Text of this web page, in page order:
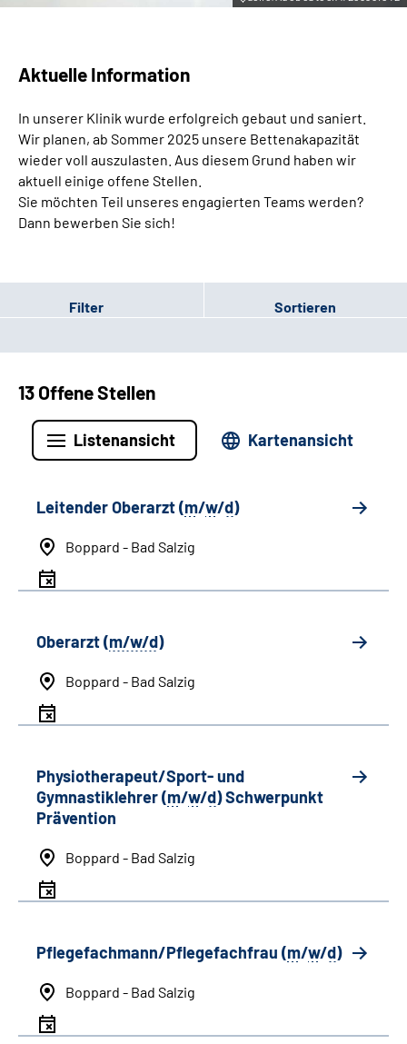
Aktuelle Information
In unserer Klinik wurde erfolgreich gebaut und saniert.
Wir planen, ab Sommer 2025 unsere Bettenakapazität
wieder voll auszulasten. Aus diesem Grund haben wir
aktuell einige offene Stellen.
Sie möchten Teil unseres engagierten Teams werden?
Dann bewerben Sie sich!
Filter Sortieren
13 Offene Stellen
Listenansicht Kartenansicht
Leitender Oberarzt (m/w/d)
Boppard - Bad Salzig
Oberarzt (m/w/d)
Boppard - Bad Salzig
Physiotherapeut/Sport- und
Gymnastiklehrer (m/w/d) Schwerpunkt
Prävention
Boppard - Bad Salzig
Pflegefachmann/Pflegefachfrau (m/w/d)
Boppard - Bad Salzig